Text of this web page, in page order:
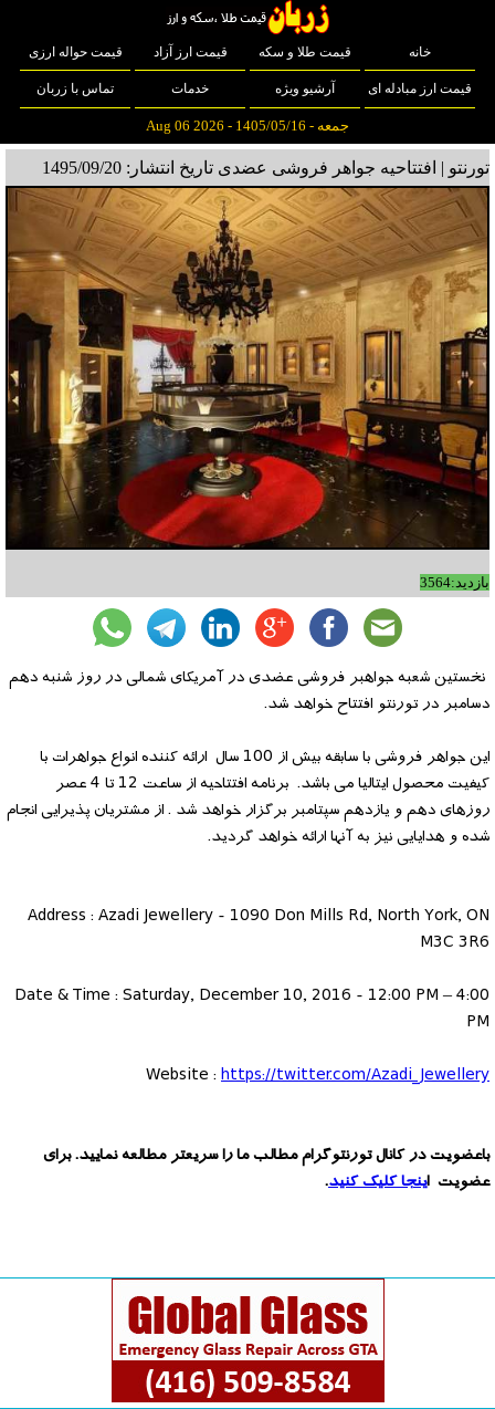
خانه قیمت طلا و سکه قیمت ارز آزاد قیمت حواله ارزی
قیمت ارز مبادله ای آرشیو ویژه خدمات تماس با زربان
جمعه - 1405/05/16 - Aug 06 2026
تورنتو | افتتاحیه جواهر فروشی عضدی تاریخ انتشار: 1495/09/20
بازدید:3564
نخستین شعبه جواهبر فروشی عضدی در آمریکای شمالی در روز شنبه دهم
دسامبر در تورنتو افتتاح خواهد شد.
این جواهر فروشی با سابقه بیش از 100 سال ارائه کننده انواع جواهرات با
کیفیت محصول ایتالیا می باشد. برنامه افتتاحیه از ساعت 12 تا 4 عصر
روزهای دهم و یازدهم سپتامبر برگزار خواهد شد . از مشتریان پذیرایی انجام
شده و هدایایی نیز به آنها ارائه خواهد گردید.
Address : Azadi Jewellery - 1090 Don Mills Rd, North York, ON
M3C 3R6
Date & Time : Saturday, December 10, 2016 - 12:00 PM – 4:00
PM
Website :https://twitter.com/Azadi_Jewellery
باعضویت در کانال تورنتوگرام مطالب ما را سریعتر مطالعه نمایید. برای
عضویت اینجا کلیک کنید.